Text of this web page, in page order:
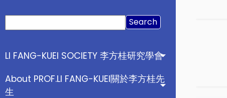
Search
for:
LI FANG-KUEI SOCIETY 李方桂研究學會
About PROF.LI FANG-KUEI關於李方桂先
生